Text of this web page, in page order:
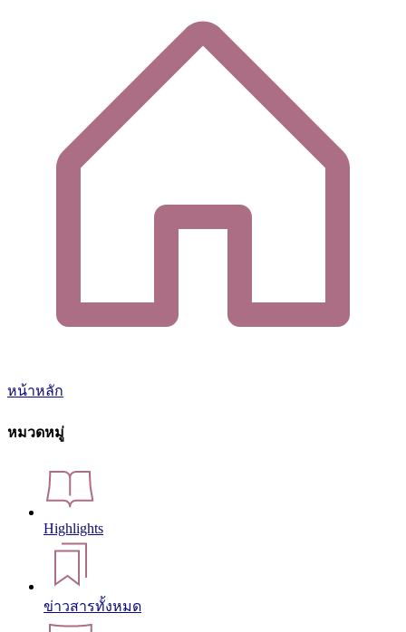
หน้าหลัก
หมวดหมู่
Highlights
ข่าวสารทั้งหมด